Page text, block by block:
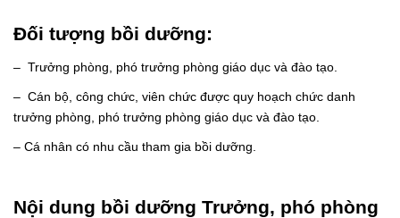
Đối tượng bồi dưỡng:
– Trưởng phòng, phó trưởng phòng giáo dục và đào tạo.
– Cán bộ, công chức, viên chức được quy hoạch chức danh
trưởng phòng, phó trưởng phòng giáo dục và đào tạo.
– Cá nhân có nhu cầu tham gia bồi dưỡng.
Nội dung bồi dưỡng Trưởng, phó phòng